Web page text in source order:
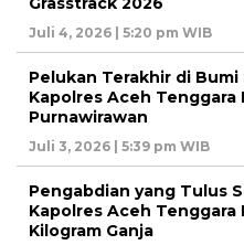
Juli 4, 2026 | 5:20 pm WIB
Pelukan Terakhir di
Kapolres Aceh
Purnawirawan
Juli 3, 2026 | 5:39 pm WIB
Pengabdian yang Tulus
Kapolres Aceh Tenggara
Kilogram Ganja